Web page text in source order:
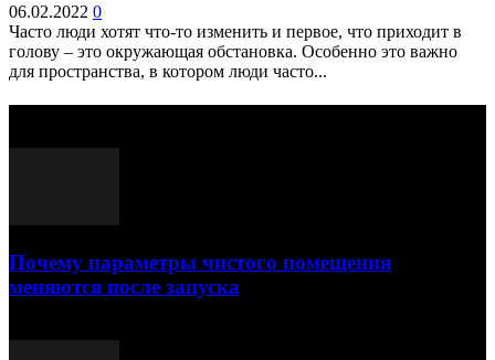
06.02.2022 0
Часто люди хотят что-то изменить и первое, что приходит в
голову – это окружающая обстановка. Особенно это важно
для пространства, в котором люди часто...
Почему параметры чистого помещения
меняются после запуска